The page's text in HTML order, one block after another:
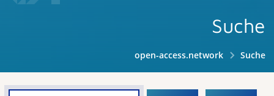
Suche
open-access.network Suche